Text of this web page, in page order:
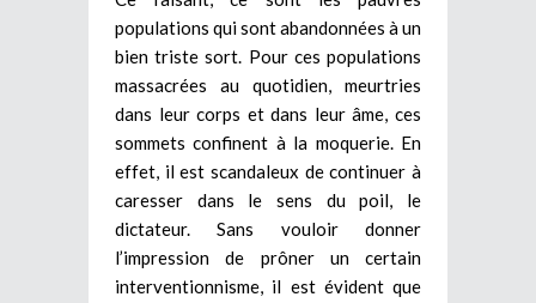
populations qui sont abandonnées à un
bien triste sort. Pour ces populations
massacrées au quotidien, meurtries
dans leur corps et dans leur âme, ces
sommets confinent à la moquerie. En
effet, il est scandaleux de continuer à
caresser dans le sens du poil, le
dictateur. Sans vouloir donner
l’impression de prôner un certain
interventionnisme, il est évident que